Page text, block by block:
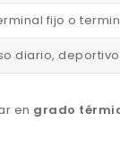
fijo o
diario,
en grado